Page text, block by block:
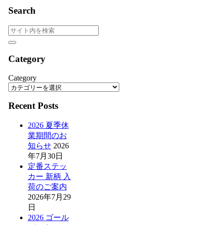
Search
Category
Category
Recent Posts
2026 夏季休
業期間のお
知らせ 2026
年7月30日
定番ステッ
カー 新柄 入
荷のご案内
2026年7月29
日
2026 ゴール